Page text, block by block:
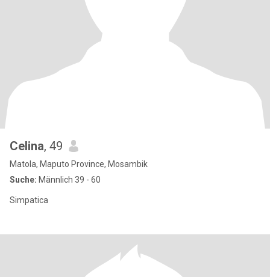
Celina, 49
Matola, Maputo Province, Mosambik
Suche: Männlich 39 - 60
Simpatica